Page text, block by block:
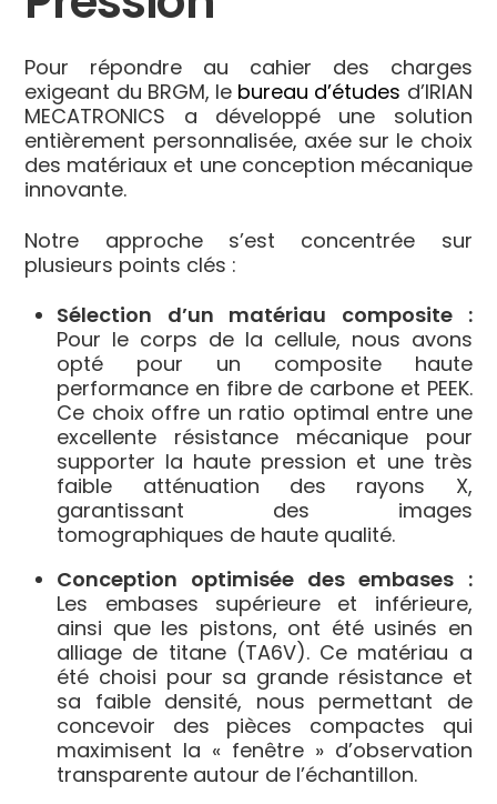
Pour répondre au cahier des charges
exigeant du BRGM, le bureau d’études d’IRIAN
MECATRONICS a développé une solution
entièrement personnalisée, axée sur le choix
des matériaux et une conception mécanique
innovante.
Notre approche s’est concentrée sur
plusieurs points clés :
Sélection d’un matériau composite :
Pour le corps de la cellule, nous avons
opté pour un composite haute
performance en fibre de carbone et PEEK.
Ce choix offre un ratio optimal entre une
excellente résistance mécanique pour
supporter la haute pression et une très
faible atténuation des rayons X,
garantissant des images
tomographiques de haute qualité.
Conception optimisée des embases :
Les embases supérieure et inférieure,
ainsi que les pistons, ont été usinés en
alliage de titane (TA6V). Ce matériau a
été choisi pour sa grande résistance et
sa faible densité, nous permettant de
concevoir des pièces compactes qui
maximisent la « fenêtre » d’observation
transparente autour de l’échantillon.